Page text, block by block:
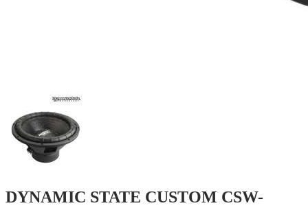
DYNAMIC STATE CUSTOM CSW-